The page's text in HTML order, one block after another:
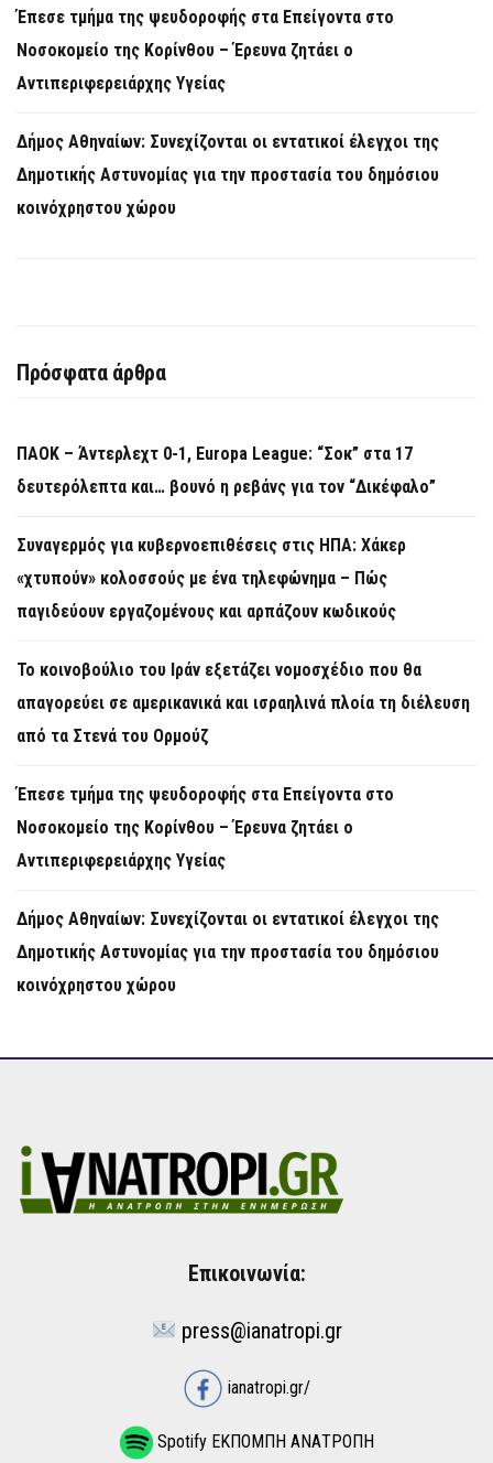
Έπεσε τμήμα της ψευδοροφής στα Επείγοντα στο
Νοσοκομείο της Κορίνθου – Έρευνα ζητάει ο
Αντιπεριφερειάρχης Υγείας
Δήμος Αθηναίων: Συνεχίζονται οι εντατικοί έλεγχοι της
Δημοτικής Αστυνομίας για την προστασία του δημόσιου
κοινόχρηστου χώρου
Πρόσφατα άρθρα
ΠΑΟΚ – Άντερλεχτ 0-1, Europa League: “Σοκ” στα 17
δευτερόλεπτα και… βουνό η ρεβάνς για τον “Δικέφαλο”
Συναγερμός για κυβερνοεπιθέσεις στις ΗΠΑ: Χάκερ
«χτυπούν» κολοσσούς με ένα τηλεφώνημα – Πώς
παγιδεύουν εργαζομένους και αρπάζουν κωδικούς
Το κοινοβούλιο του Ιράν εξετάζει νομοσχέδιο που θα
απαγορεύει σε αμερικανικά και ισραηλινά πλοία τη διέλευση
από τα Στενά του Ορμούζ
Έπεσε τμήμα της ψευδοροφής στα Επείγοντα στο
Νοσοκομείο της Κορίνθου – Έρευνα ζητάει ο
Αντιπεριφερειάρχης Υγείας
Δήμος Αθηναίων: Συνεχίζονται οι εντατικοί έλεγχοι της
Δημοτικής Αστυνομίας για την προστασία του δημόσιου
κοινόχρηστου χώρου
Επικοινωνία:
press@ianatropi.gr
ianatropi.gr/
Spotify ΕΚΠΟΜΠΗ ΑΝΑΤΡΟΠΗ